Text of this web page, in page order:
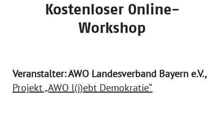
Kostenloser Online-
Workshop
Veranstalter: AWO Landesverband Bayern e.V.,
Projekt „AWO l(i)ebt Demokratie“